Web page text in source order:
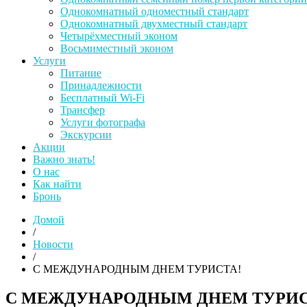
Однокомнатный одноместный стандарт
Однокомнатный двухместный стандарт
Четырёхместный эконом
Восьмиместный эконом
Услуги
Питание
Принадлежности
Бесплатный Wi-Fi
Трансфер
Услуги фотографа
Экскурсии
Акции
Важно знать!
О нас
Как найти
Бронь
Домой
/
Новости
/
С МЕЖДУНАРОДНЫМ ДНЕМ ТУРИСТА!
С МЕЖДУНАРОДНЫМ ДНЕМ